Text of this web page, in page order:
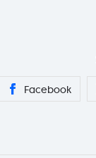
Facebook